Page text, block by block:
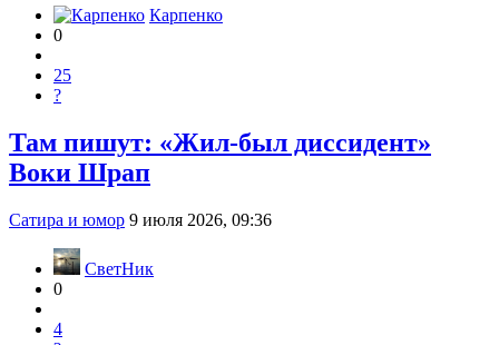
Карпенко
0
25
?
Там пишут: «Жил-был диссидент»
Воки Шрап
Сатира и юмор 9 июля 2026, 09:36
СветНик
0
4